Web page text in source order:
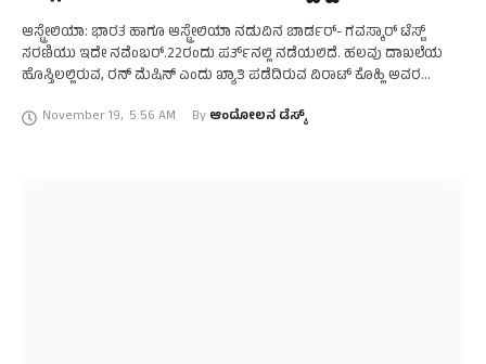
ಆಸ್ಟ್ರೇಲಿಯಾ: ಭಾರತ ಹಾಗೂ ಆಸ್ಟ್ರೇಲಿಯಾ ನಡುವಿನ ಬಾರ್ಡರ್-‌ ಗವಸ್ಕಾರ್‌ ಟೆಸ್ಟ್‌
ಸರಣಿಯು ಇದೇ ನವೆಂಬರ್‌.22ರಂದು ಪರ್ತ್‌ನಲ್ಲಿ ನಡೆಯಲಿದೆ. ಹಲವು ದಾಖಲೆಯ
ಹೊಸ್ತಿಲಲ್ಲಿರುವ, ರನ್‌ ಮೆಷಿನ್‌ ಎಂದು ಖ್ಯಾತಿ ಪಡೆದಿರುವ ವಿರಾಟ್‌ ಕೊಹ್ಲಿ ಅವರ
November 19, 5:56 AM By ಆಂದೋಲನ ಡೆಸ್ಕ್